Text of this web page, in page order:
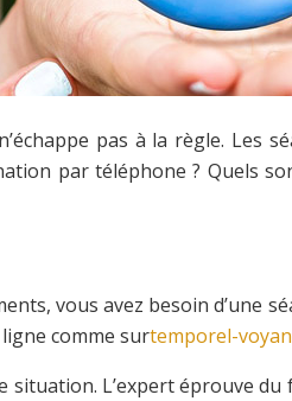
pas à la règle. Les
par téléphone ? Quels
vous avez besoin d’une
comme surtemporel-
L’expert éprouve